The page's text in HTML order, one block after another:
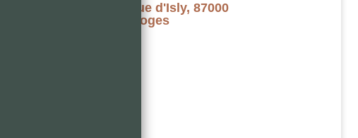
7 Rue d'Isly, 87000
Limoges